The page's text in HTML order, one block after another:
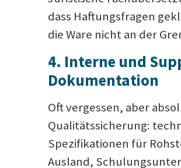
dass Haftungsfragen
die Ware nicht an der
4. Interne und
Dokumentation
Oft vergessen, aber
Qualitätssicherung:
Spezifikationen für
Ausland,